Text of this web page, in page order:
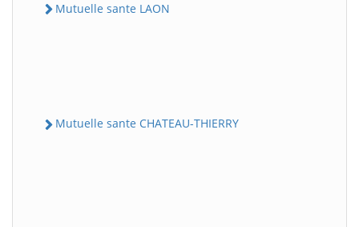
Mutuelle sante LAON
Mutuelle sante CHATEAU-THIERRY